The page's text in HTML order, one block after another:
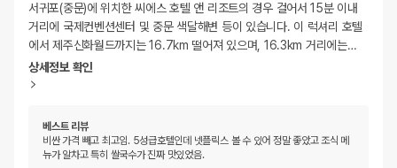
서귀포(중문)에 위치한 씨에스 호텔 앤 리조트의 경우 걸어서 15분 이내
거리에 국제컨벤션센터 및 중문 색달해변 등이 있습니다. 이 럭셔리 호텔
에서 제주신화월드까지는 16.7km 떨어져 있으며, 16.3km 거리에는…
상세정보 확인
베스트 리뷰
비싼 가격 빼고 최고임. 5성급호텔인데 넷플릭스 볼 수 있어 정말 좋았고 조식 메
뉴가 알차고 특히 쌀국수가 진짜 맛있었음.